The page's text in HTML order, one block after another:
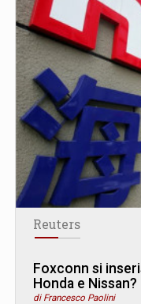
Reuters
Foxconn si
Honda e Nissan?
di Francesco Paolini